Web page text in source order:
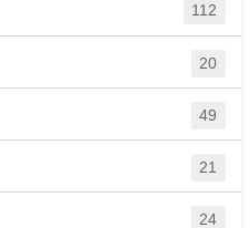
112
20
49
21
24